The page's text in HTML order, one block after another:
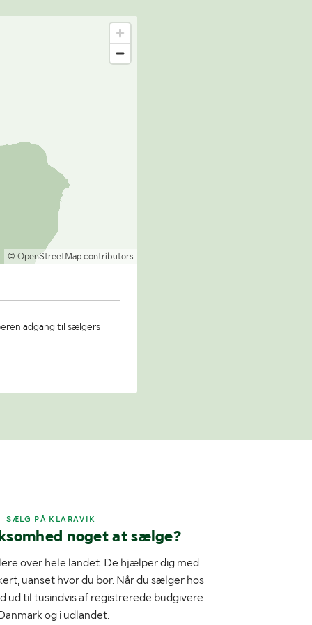
© OpenStreetMap contributors
adgang til sælgers
SÆLG PÅ KLARAVIK
noget at sælge?
over hele landet. De hjælper dig med
uanset hvor du bor. Når du sælger hos
ud til tusindvis af registrerede budgivere
og i udlandet.